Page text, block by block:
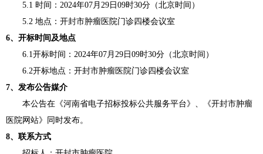
5.1 时间： 2024年07月 29 日 09时30分（北京时间）
5.2 地点：开封市肿瘤医院门诊四楼会议室
6、开标时间及地点
6.1开标时间：2024年07月 29 日 09时30分（北京时间）
6.2开标地点： 开封市肿瘤医院门诊四楼会议室
7、发布公告媒介
本公告在 《河南省电子招标投标公共服务平台》、《开封市肿瘤
医院网站》
同时发布。
8、联系方式